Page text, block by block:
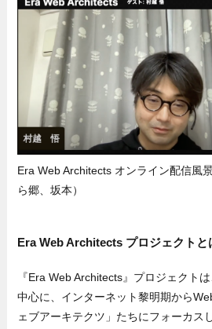
Era Web Architects オンライン配信風
ら郷、坂本）
Era Web Architects プロジェクトと
『Era Web Architects』プロジェクト
中心に、インターネット黎明期から
ェブアーキテクツ」たちにフォーカス